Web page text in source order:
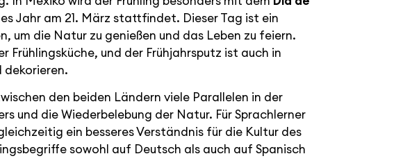
Jahr am 21. März stattfindet. Dieser Tag ist ein
um die Natur zu genießen und das Leben zu feiern.
Frühlingsküche, und der Frühjahrsputz ist auch in
dekorieren.
den beiden Ländern viele Parallelen in der
und die Wiederbelebung der Natur. Für Sprachlerner
ein besseres Verständnis für die Kultur des
sowohl auf Deutsch als auch auf Spanisch